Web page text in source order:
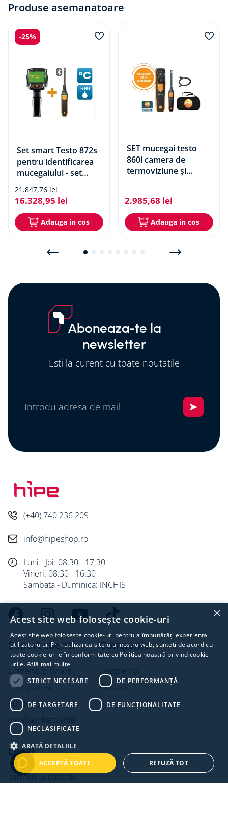
Declaratie de conformitate
Manual de instructiuni
Produse asemanatoare
-25%
Set smart Testo 872s
pentru identificarea
mucegaiului - set
pentru cladiri
21.847,76 lei
16.328,95 lei
Adauga in cos
SET mucegai testo
860i camera de
termoviziune și
2.985,68 lei
Adauga in cos
Aboneaza-te la
newsletter
Esti la curent cu toate noutatile
(+40) 740 236 209
info@hipeshop.ro
Luni - Joi: 08:30 - 17:30
Vineri: 08:30 - 16:30
Sambata - Duminica: INCHIS
Suport clienti
Comenzi si livrare
Cum platesc
Politica de retur
Intrebari frecvente
Companie
Despre noi
Contact
Legal
Termeni si conditii
×
Acest site web folosește cookie-uri
Acest site web folosește cookie-uri pentru a îmbunătăți experiența
utilizatorului. Prin utilizarea site-ului nostru web, sunteți de acord cu
toate cookie-urile în conformitate cu Politica noastră privind cookie-
urile.Află mai multe
STRICT NECESARE
DE PERFORMANȚĂ
DE TARGETARE DE FUNCŢIONALITATE
NECLASIFICATE
ARATĂ DETALIILE
ACCEPTĂ TOATE
REFUZĂ TOT